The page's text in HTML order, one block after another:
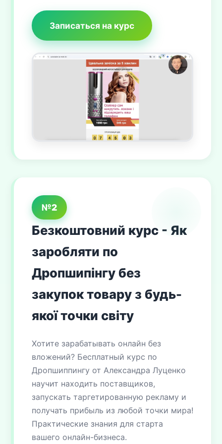
Записаться на курс
№2
Безкоштовний курс - Як
заробляти по
Дропшипінгу без
закупок товару з будь-
якої точки світу
Хотите зарабатывать онлайн без
вложений? Бесплатный курс по
Дропшиппингу от Александра Луценко
научит находить поставщиков,
запускать таргетированную рекламу и
получать прибыль из любой точки мира!
Практические знания для старта
вашего онлайн-бизнеса.